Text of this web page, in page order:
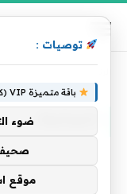
توصيات :
باقة متميزة VIP (كود: AA35872):
ضوء
موقع